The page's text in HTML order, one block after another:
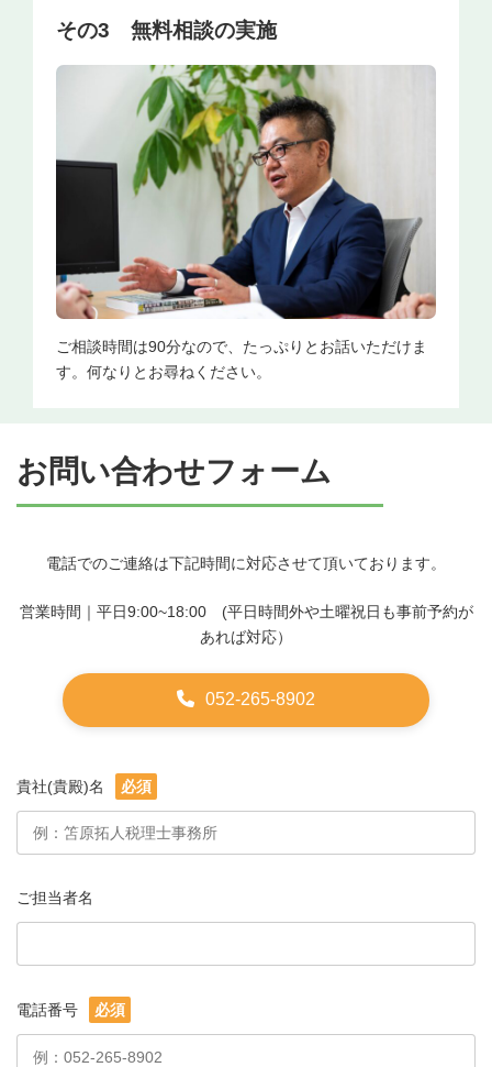
その3 無料相談の実施
ご相談時間は90分なので、たっぷりとお話いただけま
す。何なりとお尋ねください。
お問い合わせフォーム
電話でのご連絡は下記時間に対応させて頂いております。
営業時間｜平日9:00~18:00 (平日時間外や土曜祝日も事前予約が
あれば対応）
052-265-8902
貴社(貴殿)名 必須
ご担当者名
電話番号 必須